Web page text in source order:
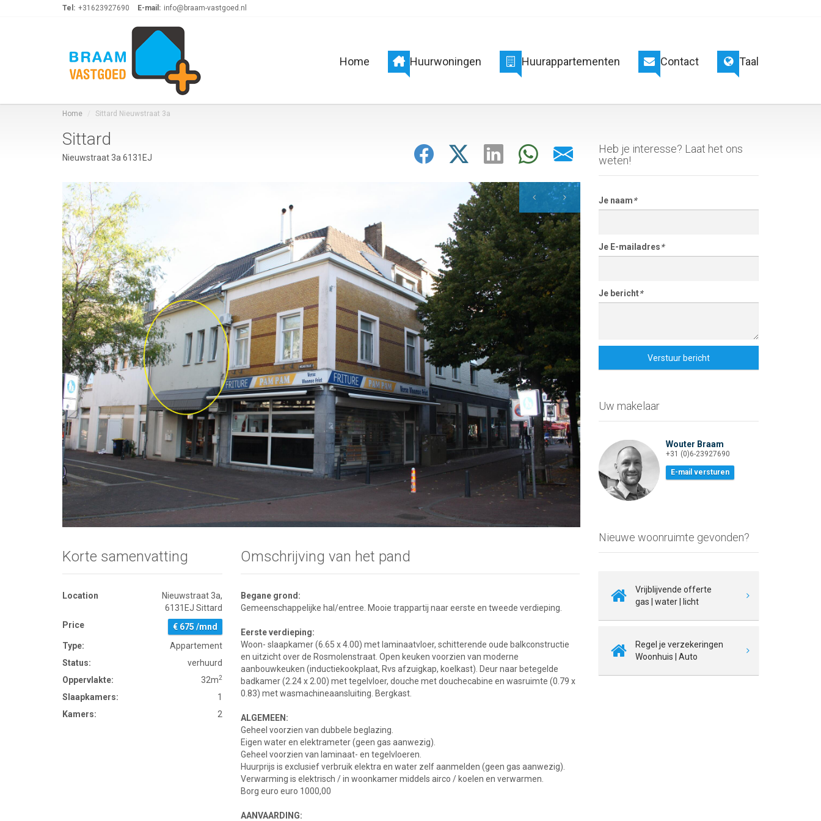
Tel: +31623927690 E-mail: info@braam-vastgoed.nl
Home Huurwoningen Huurappartementen Contact Taal
Home Sittard Nieuwstraat 3a
Sittard
Nieuwstraat 3a 6131EJ
Klik voor vergroting Klik voor vergroting
Korte samenvatting
Location
Nieuwstraat 3a,
6131EJ Sittard
Price
€ 675 /mnd
Type:
Appartement
Status:
verhuurd
Oppervlakte:
32m2
Slaapkamers:
1
Kamers:
2
Omschrijving van het pand
Begane grond:
Gemeenschappelijke hal/entree. Mooie trappartij naar eerste en tweede verdieping.
Eerste verdieping:
Woon- slaapkamer (6.65 x 4.00) met laminaatvloer, schitterende oude balkconstructie
en uitzicht over de Rosmolenstraat. Open keuken voorzien van moderne
aanbouwkeuken (inductiekookplaat, Rvs afzuigkap, koelkast). Deur naar betegelde
badkamer (2.24 x 2.00) met tegelvloer, douche met douchecabine en wasruimte (0.79 x
0.83) met wasmachineaansluiting. Bergkast.
ALGEMEEN:
Geheel voorzien van dubbele beglazing.
Eigen water en elektrameter (geen gas aanwezig).
Geheel voorzien van laminaat- en tegelvloeren.
Huurprijs is exclusief verbruik elektra en water zelf aanmelden (geen gas aanwezig).
Verwarming is elektrisch / in woonkamer middels airco / koelen en verwarmen.
Borg euro euro 1000,00
AANVAARDING:
Heb je interesse? Laat het ons
weten!
Je naam*
Je E-mailadres*
Je bericht*
Verstuur bericht
Uw makelaar
Wouter Braam
+31 (0)6-23927690
E-mail versturen
Nieuwe woonruimte gevonden?
Vrijblijvende offerte
gas | water | licht
Regel je verzekeringen
Woonhuis | Auto